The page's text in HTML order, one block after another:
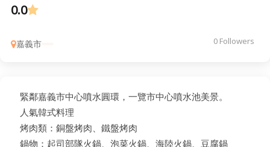
0.0
嘉義市 0 Followers
緊鄰嘉義市中心噴水圓環，一覽市中心噴水池美景。
人氣韓式料理
烤肉類：銅盤烤肉、鐵盤烤肉
鍋物：起司部隊火鍋、泡菜火鍋、海陸火鍋、豆腐鍋